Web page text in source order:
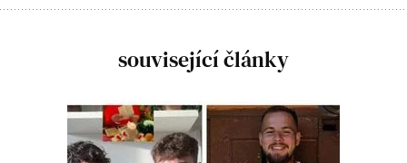
související články